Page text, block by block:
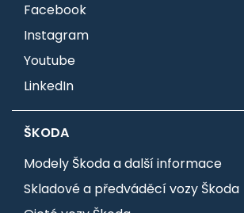
Facebook
Instagram
Youtube
LinkedIn
ŠKODA
Modely Škoda a další informace
Skladové a předváděcí vozy Škoda